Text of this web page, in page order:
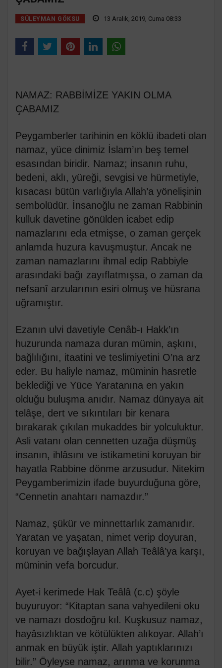
SÜLEYMAN GÖKSU 13 Aralık, 2019, Cuma 08:33
NAMAZ: RABBİMİZE YAKIN OLMA
ÇABAMIZ
Peygamberler tarihinin en köklü ibadeti olan
namaz, yüce dinimiz İslam’ın beş temel
esasından biridir. Namaz; insanın ruhu,
bedeni, aklı, yüreği, sevgisi ve hürmetiyle,
kısacası bütün varlığıyla Allah’a yönelişinin
sembolüdür. İnsanoğlu ne zaman Rabbinin
kulluk davetine gönülden icabet edip
namazlarını eda etmişse, o zaman gerçek
anlamda huzura kavuşmuştur. Ancak ne
zaman namazlarını ihmal edip Rabbiyle
arasındaki bağı zayıflatmışsa, o zaman da
nefsanî arzularının esiri olmuş ve hüsrana
uğramıştır.
Ezanın ulvi davetiyle Cenâb-ı Hakk’ın
huzurunda namaza duran mümin, aşkını,
bağlılığını, itaatini ve teslimiyetini O’na arz
eder. Bu haliyle namaz, müminin hasretle
beklediği ve Yüce Yaratanına en yakın
olduğu buluşma anıdır. Namaz dünyaya ait
telâşe, dert ve sıkıntıları bir kenara
bırakarak çıkılan mukaddes bir yolculuktur.
Asli vatanı olan cennetten uzağa düşmüş
insanın, ihlâsını ve istikametini koruyan bir
hayatla Rabbine dönme arzusudur. Nitekim
Peygamberimizin ifade buyurduğuna göre,
“Cennetin anahtarı namazdır.”
Namaz, şükür ve minnettarlık zamanıdır.
Yaratan ve yaşatan, nimet verip doyuran,
koruyan ve bağışlayan Allah Teâlâ’ya karşı,
müminin vefa borcudur.
Ayet-i kerimede Hak Teâlâ (c.c) şöyle
buyuruyor: “Kitaptan sana vahyedileni oku
ve namazı dosdoğru kıl. Kuşkusuz namaz,
hayâsızlıktan ve kötülükten alıkoyar. Allah’ı
anmak en büyük iştir. Allah yaptıklarınızı
bilir.” Öyleyse namaz, arınma ve korunma